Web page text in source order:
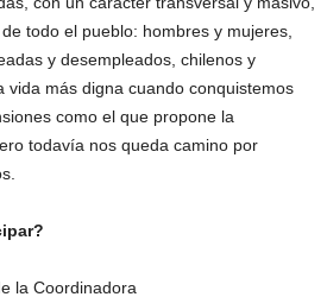
todo el pueblo: hombres y mujeres,
y desempleados, chilenos y
vida más digna cuando conquistemos
como el que propone la
todavía nos queda camino por
la Coordinadora